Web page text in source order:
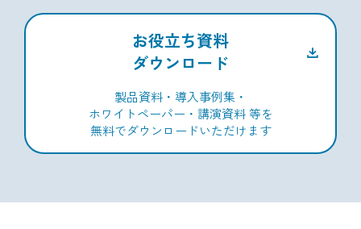
お役立ち資料
ダウンロード
製品資料・導入事例集・
ホワイトペーパー・講演資料 等を
無料でダウンロードいただけます